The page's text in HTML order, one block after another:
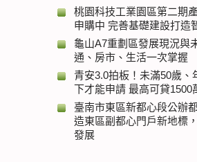
桃園科技工業園區第二期
申購中 完善基礎建設打造
龜山A7重劃區發展現況與
通、房市、生活一次掌握
青安3.0拍板！未滿50歲、
下才能申請 最高可貸1500
臺南市東區新都心段公辦
造東區副都心門戶新地標
發展